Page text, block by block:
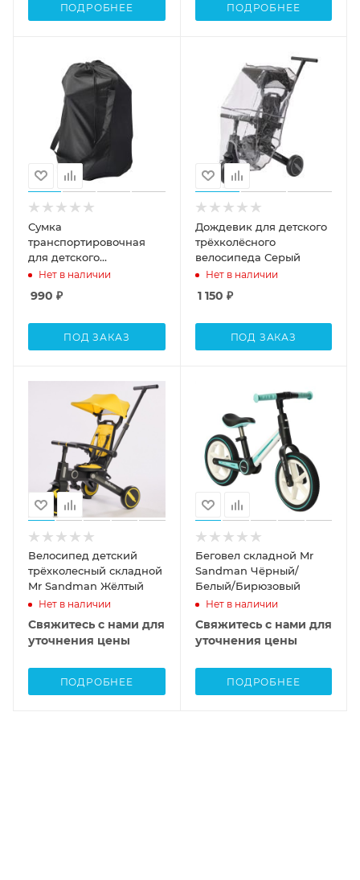
ПОДРОБНЕЕ ПОДРОБНЕЕ
Сумка
транспортировочная
для детского
трёхколёсного
Нет в наличии
990 ₽
ПОД ЗАКАЗ
Дождевик для детского
трёхколёсного
велосипеда Серый
Нет в наличии
1 150 ₽
ПОД ЗАКАЗ
Велосипед детский
трёхколесный складной
Mr Sandman Жёлтый
Нет в наличии
Свяжитесь с нами для
уточнения цены
ПОДРОБНЕЕ
Беговел складной Mr
Sandman Чёрный/
Белый/Бирюзовый
Нет в наличии
Свяжитесь с нами для
уточнения цены
ПОДРОБНЕЕ